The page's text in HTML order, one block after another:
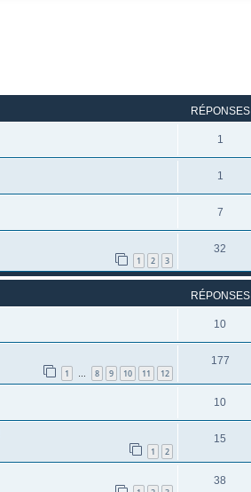
RÉPONSES
1
1
7
1 2 3
32
RÉPONSES
10
1 … 8 9 10 11 12
177
10
1 2
15
38